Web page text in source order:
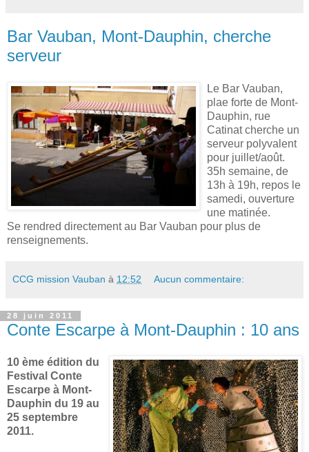
Bar Vauban, Mont-Dauphin, cherche
serveur
Le Bar Vauban,
plae forte de Mont-
Dauphin, rue
Catinat cherche un
serveur polyvalent
pour juillet/août.
35h semaine, de
13h à 19h, repos le
samedi, ouverture
une matinée.
Se rendred directement au Bar Vauban pour plus de
renseignements.
CCG mission Vauban à 12:52 Aucun commentaire:
28 juin 2011
Conte Escarpe à Mont-Dauphin : 10 ans
10 ème édition du
Festival Conte
Escarpe à Mont-
Dauphin du 19 au
25 septembre
2011.